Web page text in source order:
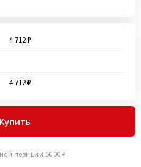
4 712 ₽
4 712 ₽
Купить
позиции 5000 ₽